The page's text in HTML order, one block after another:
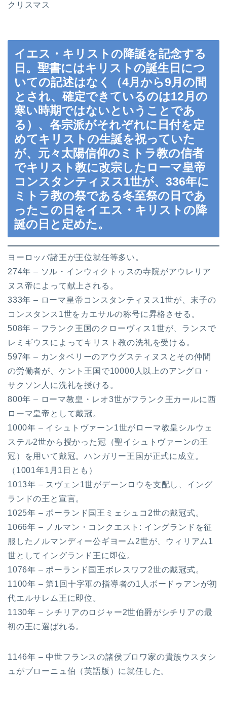
クリスマス
イエス・キリストの降誕を記念する
日。聖書にはキリストの誕生日につ
いての記述はなく（4月から9月の間
とされ、確定できているのは12月の
寒い時期ではないということであ
る）、各宗派がそれぞれに日付を定
めてキリストの生誕を祝っていた
が、元々太陽信仰のミトラ教の信者
でキリスト教に改宗したローマ皇帝
コンスタンティヌス1世が、336年に
ミトラ教の祭である冬至祭の日であ
ったこの日をイエス・キリストの降
誕の日と定めた。
ヨーロッパ諸王が王位就任等多い。
274年 – ソル・インウィクトゥスの寺院がアウレリア
ヌス帝によって献上される。
333年 – ローマ皇帝コンスタンティヌス1世が、末子の
コンスタンス1世をカエサルの称号に昇格させる。
508年 – フランク王国のクローヴィス1世が、ランスで
レミギウスによってキリスト教の洗礼を受ける。
597年 – カンタベリーのアウグスティヌスとその仲間
の労働者が、ケント王国で10000人以上のアングロ・
サクソン人に洗礼を授ける。
800年 – ローマ教皇・レオ3世がフランク王カールに西
ローマ皇帝として戴冠。
1000年 – イシュトヴァーン1世がローマ教皇シルウェ
ステル2世から授かった冠（聖イシュトヴァーンの王
冠）を用いて戴冠。ハンガリー王国が正式に成立。
（1001年1月1日とも）
1013年 – スヴェン1世がデーンロウを支配し、イング
ランドの王と宣言。
1025年 – ポーランド国王ミェシュコ2世の戴冠式。
1066年 – ノルマン・コンクエスト: イングランドを征
服したノルマンディー公ギヨーム2世が、ウィリアム1
世としてイングランド王に即位。
1076年 – ポーランド国王ボレスワフ2世の戴冠式。
1100年 – 第1回十字軍の指導者の1人ボードゥアンが初
代エルサレム王に即位。
1130年 – シチリアのロジャー2世伯爵がシチリアの最
初の王に選ばれる。
1146年 – 中世フランスの諸侯ブロワ家の貴族ウスタシ
ュがブローニュ伯（英語版）に就任した。